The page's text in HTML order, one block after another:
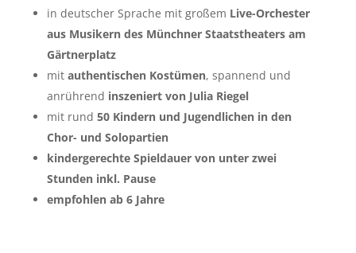
in deutscher Sprache mit großem Live-Orchester
aus Musikern des Münchner Staatstheaters am
Gärtnerplatz
mit authentischen Kostümen, spannend und
anrührend inszeniert von Julia Riegel
mit rund 50 Kindern und Jugendlichen in den
Chor- und Solopartien
kindergerechte Spieldauer von unter zwei
Stunden inkl. Pause
empfohlen ab 6 Jahre